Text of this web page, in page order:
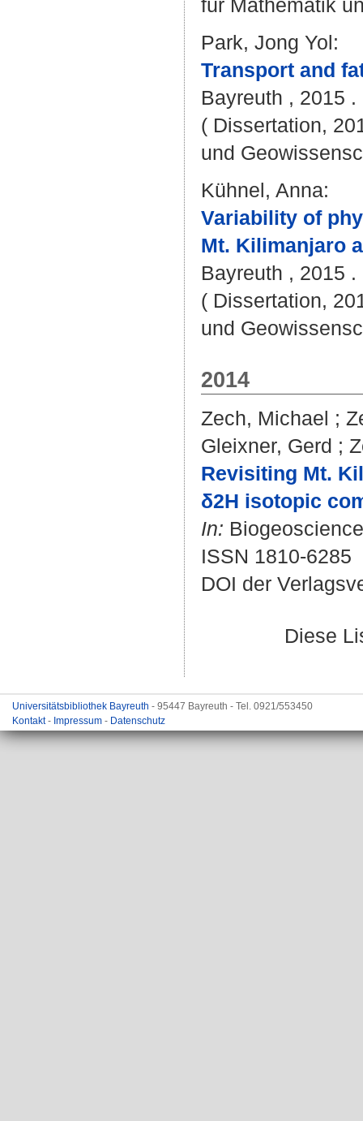
für Mathematik
Park, Jong Yol:
Transport and
Bayreuth , 2015
( Dissertation,
und
Kühnel, Anna:
Variability of
Mt. Kilimanjaro
Bayreuth , 2015
( Dissertation,
und
2014
Zech, Michael ;
Gleixner, Gerd ;
Revisiting Mt.
δ2H isotopic
In:
ISSN 1810-6285
DOI der
Diese
Universitätsbibliothek Bayreuth - 95447 Bayreuth - Tel. 0921/553450
Kontakt- Impressum - Datenschutz